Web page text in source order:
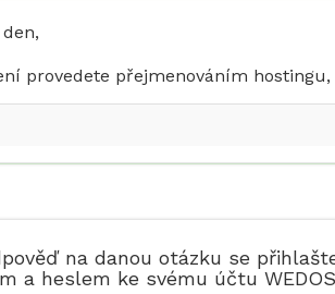
provedete přejmenováním
na danou otázku se
a heslem ke svému účtu